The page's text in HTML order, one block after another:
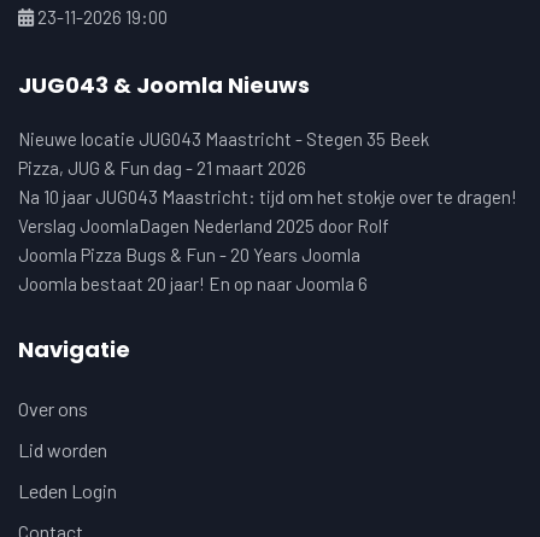
23-11-2026 19:00
JUG043 & Joomla Nieuws
Nieuwe locatie JUG043 Maastricht - Stegen 35 Beek
Pizza, JUG & Fun dag - 21 maart 2026
Na 10 jaar JUG043 Maastricht: tijd om het stokje over te dragen!
Verslag JoomlaDagen Nederland 2025 door Rolf
Joomla Pizza Bugs & Fun - 20 Years Joomla
Joomla bestaat 20 jaar! En op naar Joomla 6
Navigatie
Over ons
Lid worden
Leden Login
Contact